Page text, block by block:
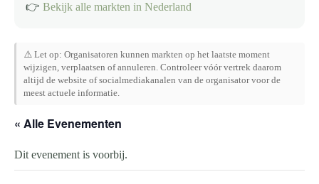
👉 Bekijk alle markten in Nederland
⚠️ Let op: Organisatoren kunnen markten op het laatste moment
wijzigen, verplaatsen of annuleren. Controleer vóór vertrek daarom
altijd de website of socialmediakanalen van de organisator voor de
meest actuele informatie.
« Alle Evenementen
Dit evenement is voorbij.